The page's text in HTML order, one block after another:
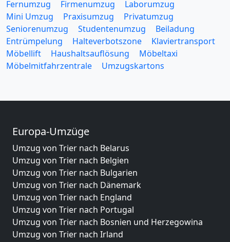
Fernumzug
Firmenumzug
Laborumzug
Mini Umzug
Praxisumzug
Privatumzug
Seniorenumzug
Studentenumzug
Beiladung
Entrümpelung
Halteverbotszone
Klaviertransport
Möbellift
Haushaltsauflösung
Möbeltaxi
Möbelmitfahrzentrale
Umzugskartons
Europa-Umzüge
Umzug von Trier nach Belarus
Umzug von Trier nach Belgien
Umzug von Trier nach Bulgarien
Umzug von Trier nach Dänemark
Umzug von Trier nach England
Umzug von Trier nach Portugal
Umzug von Trier nach Bosnien und Herzegowina
Umzug von Trier nach Irland